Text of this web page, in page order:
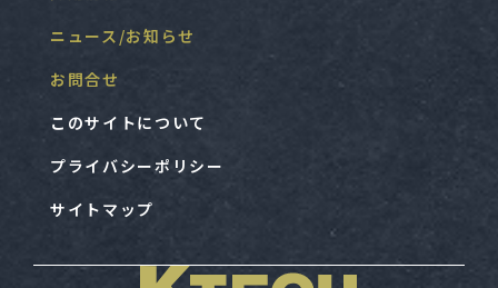
ニュース/お知らせ
お問合せ
このサイトについて
プライバシーポリシー
サイトマップ